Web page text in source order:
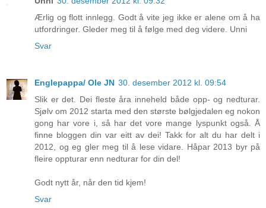
Ærlig og flott innlegg. Godt å vite jeg ikke er alene om å ha
utfordringer. Gleder meg til å følge med deg videre. Unni
Svar
Englepappa/ Ole JN 30. desember 2012 kl. 09:54
Slik er det. Dei fleste åra inneheld både opp- og nedturar.
Sjølv om 2012 starta med den største bølgjedalen eg nokon
gong har vore i, så har det vore mange lyspunkt også. Å
finne bloggen din var eitt av dei! Takk for alt du har delt i
2012, og eg gler meg til å lese vidare. Håpar 2013 byr på
fleire oppturar enn nedturar for din del!
Godt nytt år, når den tid kjem!
Svar